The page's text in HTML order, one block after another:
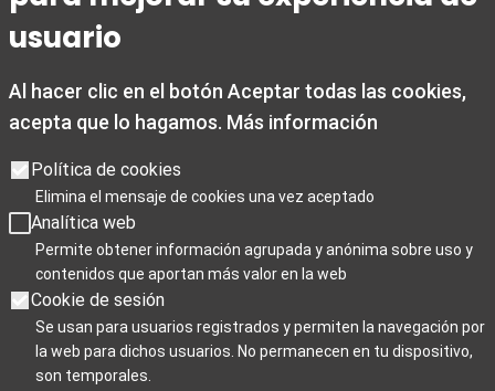
Sábados de 10:00 a 14:00 y de 15:30 a 19:00
Domingos y festivos de 10:00 a 15:00
De 1 noviembre a 28 de febrero
De lunes a viernes de 09:00 a 19:00
Sábados de 10:00 a 19:00
Domingos y festivos de 10:00 a 15:00
Días de cierre 25 de Navidad, 1 de enero y 6 de enero
Para Profesionales
usuario
Al hacer clic en el botón Aceptar todas las cookies,
acepta que lo hagamos. Más información
Política de cookies
Elimina el mensaje de cookies una vez aceptado
Analítica web
Permite obtener información agrupada y anónima sobre uso y
contenidos que aportan más valor en la web
Cookie de sesión
Se usan para usuarios registrados y permiten la navegación por
la web para dichos usuarios. No permanecen en tu dispositivo,
son temporales.